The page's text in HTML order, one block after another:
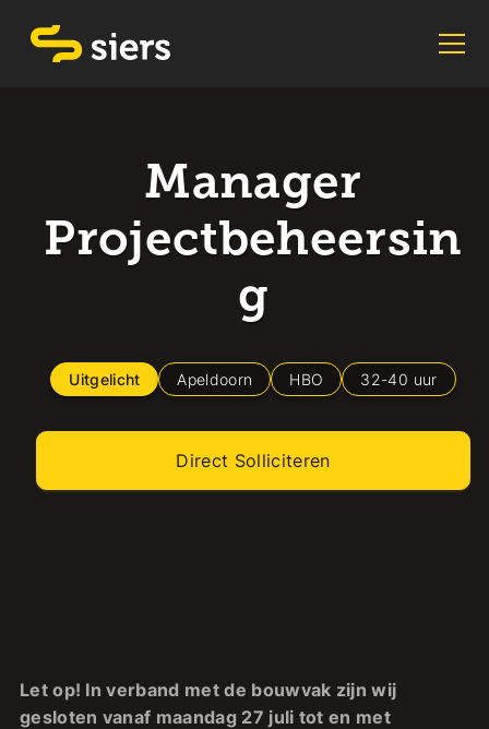
Manager
Projectbeheersin
g
Uitgelicht Apeldoorn HBO 32-40 uur
Direct Solliciteren
Let op! In verband met de bouwvak zijn wij
gesloten vanaf maandag 27 juli tot en met